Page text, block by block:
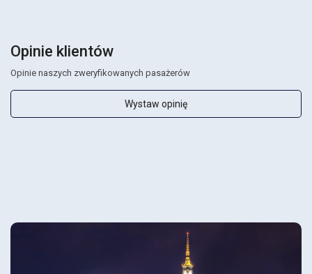
Opinie klientów
Opinie naszych zweryfikowanych pasażerów
Wystaw opinię